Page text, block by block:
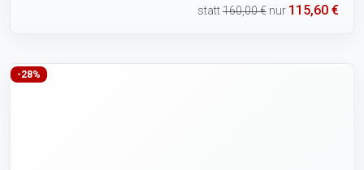
statt160,00 € nur 115,60 €
-28%